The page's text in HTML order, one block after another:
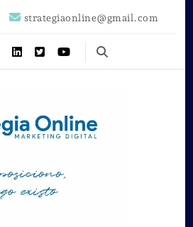
strategiaonline@gmail.com